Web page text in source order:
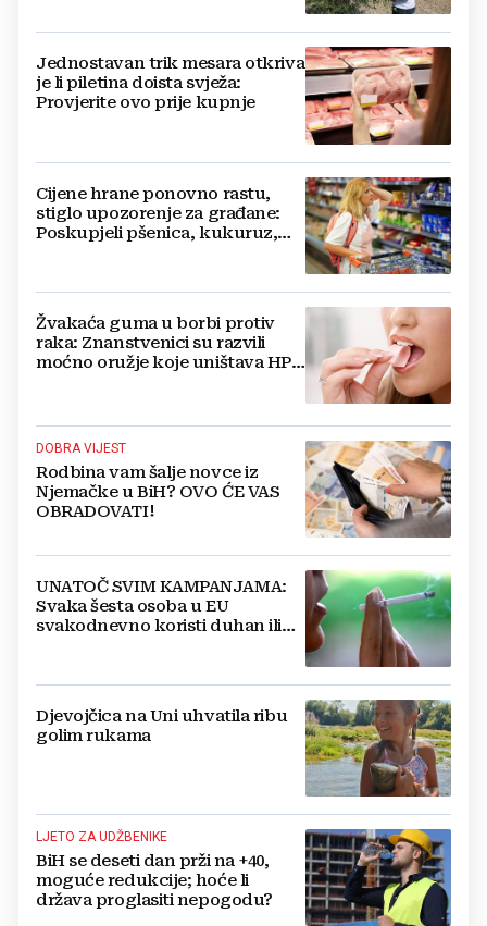
Jednostavan trik mesara otkriva
je li piletina doista svježa:
Provjerite ovo prije kupnje
Cijene hrane ponovno rastu,
stiglo upozorenje za građane:
Poskupjeli pšenica, kukuruz,
Žvakaća guma u borbi protiv
raka: Znanstvenici su razvili
moćno oružje koje uništava HPV
DOBRA VIJEST
Rodbina vam šalje novce iz
Njemačke u BiH? OVO ĆE VAS
OBRADOVATI!
UNATOČ SVIM KAMPANJAMA:
Svaka šesta osoba u EU
svakodnevno koristi duhan ili
Djevojčica na Uni uhvatila ribu
golim rukama
LJETO ZA UDŽBENIKE
BiH se deseti dan prži na +40,
moguće redukcije; hoće li
država proglasiti nepogodu?